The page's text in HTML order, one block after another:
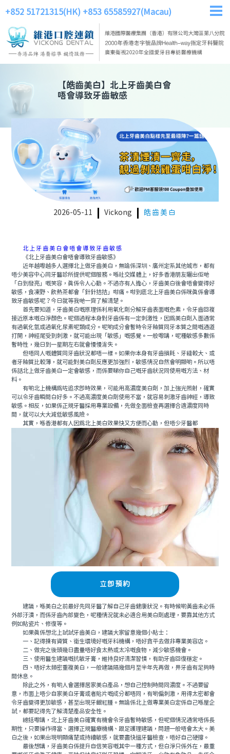
+852 51721315(HK) +853 65585927(Macau)
【皓齒美白】 北上牙齒美白會
唔會導致牙齒敏感
2026-05-11 Vickong 皓齒美白
北上牙齒美白會唔會導致牙齒敏感
《北上牙齒美白會唔會導致牙齒敏感》
近年越嚟越多人選擇北上做牙齒美白，無論係深圳、廣州定系其他城市，都有
唔少美容中心同牙醫診所提供呢個服務。喺社交媒體上，好多香港朋友曬出佢哋
「白到發亮」嘅笑容，真係令人心動。不過亦有人擔心，牙齒美白後會唔會變得好
敏感，食凍野、飲熱茶都會「針針拮拮」咁痛。咁到底北上牙齒美白係咪真係會導
致牙齒敏感呢？今日就等我哋一齊了解清楚。
首先要知道，牙齒美白嘅原理係利用氧化劑分解牙齒表面嘅色素，令牙齒回複
接近原本嘅白淨顏色。呢個過程本身對牙齒係有一定刺激性，因為美白劑入面通常
有過氧化氫或過氧化尿素呢類成分。呢啲成分會暫時令牙釉質同牙本質之間嘅通道
打開，神經尾受到刺激，就可能出現「敏感」嘅感覺。一般嚟講，呢種敏感多數係
暫時性，幾日到一星期左右就會慢慢消失。
但唔同人嘅體質同牙齒狀況都唔一樣。如果你本身有牙齒損耗、牙縫較大、或
者牙釉質比較薄，就可能對美白劑反應更加強烈，敏感情況自然會明顯啲。所以唔
係話北上做牙齒美白一定會敏感，而係要睇你自己嘅牙齒狀況同使用嘅方法、材
料。
有啲北上機構為咗追求即時效果，可能用高濃度美白劑，加上強光照射，確實
可以令牙齒瞬間白好多。不過高濃度美白劑使用不當，就容易刺激牙齒神經，導致
敏感。相反，如果係正規牙醫採用專業設備，先做全面檢查再選擇合適濃度同時
間，就可以大大減低敏感風險。
其實，喺香港都有人因為北上美白效果快又方便而心動，但唔少牙醫都
立即預約
建議，喺美白之前最好先同牙醫了解自己牙齒健康狀況。有時候啲黃齒未必係
外部汙漬，而係牙齒內部變色，呢種情況就未必適合用美白劑處理，要靠其他方式
例如貼瓷片、修復等。
如果真係想北上試試牙齒美白，建議大家留意幾個小貼士：
一、記得揀有資質、衛生環境好嘅牙科機構，唔好貪平去做非專業美容店。
二、做完之後頭幾日盡量唔好食太熱或太冷嘅食物，減少敏感機會。
三、使用醫生建議嘅抗敏牙膏，維持良好清潔習慣，有助牙齒回復穩定。
四、唔好太頻密重複美白，一般建議隔幾個月至半年先再做，畀牙齒有足夠時
間休息。
除此之外，有啲人會選擇居家美白產品，想自己控制時間同濃度。不過要留
意，市面上唔少自家美白牙膏或者貼片嘅成分都唔同，有啲偏刺激，用得太密都會
令牙齒變得更加敏感，甚至出現牙齦紅腫。無論係北上做專業美白定係自己喺屋企
試，都要記得先了解清楚產品安全性。
總括嚟講，北上牙齒美白確實有機會令牙齒暫時敏感，但呢個情況通常唔係長
期性，只要操作得當、選擇正規醫療機構、跟足護理建議，問題一般唔會太大。美
白之後，如果出現明顯痛楚或持續敏感，就要盡快搵牙醫檢查，唔好自己硬撐。
最後想講，牙齒美白係提升自信笑容嘅其中一種方式，但白淨只係外在，最重